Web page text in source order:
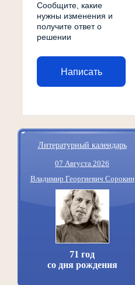
Сообщите, какие
нужны изменения и
получите ответ о
решении
Написать
Литературный календарь
07 Августа 2026
Владимир Георгиевич Сорокин
71 год
со дня рождения